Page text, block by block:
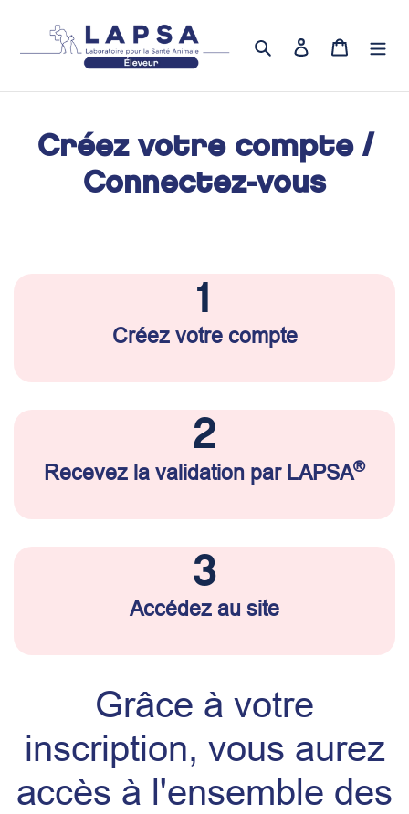
contenu
RechercherSe connecter
Panier
Créez votre compte /
Connectez-vous
1
Créez votre compte
2
Recevez la validation par LAPSA®
3
Accédez au site
Grâce à votre
inscription, vous aurez
accès à l'ensemble des